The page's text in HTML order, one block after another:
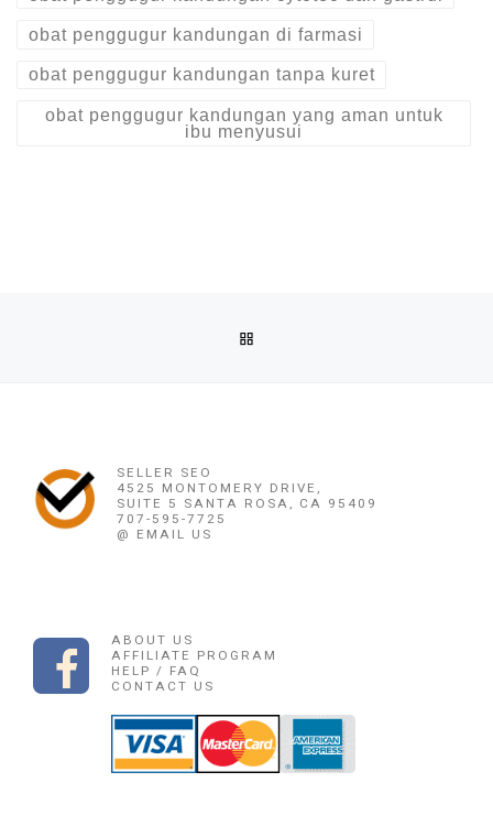
obat penggugur kandungan di farmasi
obat penggugur kandungan tanpa kuret
obat penggugur kandungan yang aman untuk
ibu menyusui
SELLER SEO
4525 MONTOMERY DRIVE,
SUITE 5 SANTA ROSA, CA 95409
707-595-7725
@ EMAIL US
ABOUT US
AFFILIATE PROGRAM
HELP / FAQ
CONTACT US